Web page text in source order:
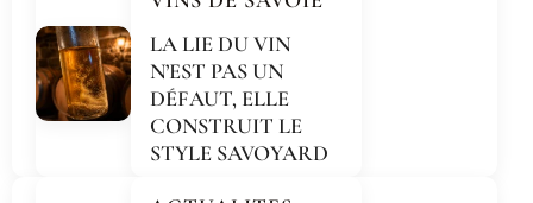
LA LIE DU VIN
N’EST PAS UN
DÉFAUT, ELLE
CONSTRUIT LE
STYLE SAVOYARD